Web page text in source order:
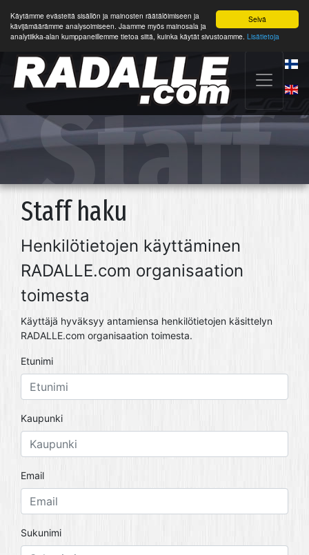
Selvä
Käytämme evästeitä sisällön ja mainosten räätälöimiseen ja
kävijämäärämme analysoimiseen. Jaamme myös mainosala ja
analytiikka-alan kumppaneillemme tietoa siitä, kuinka käytät sivustoamme. Lisätietoja
Staff
haku
Staff haku
Henkilötietojen käyttäminen
RADALLE.com organisaation
toimesta
Käyttäjä hyväksyy antamiensa henkilötietojen käsittelyn
RADALLE.com organisaation toimesta.
Etunimi
Kaupunki
Email
Sukunimi